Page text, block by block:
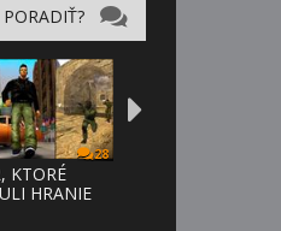
PORADIŤ?
28
KTORÉ
HRANIE